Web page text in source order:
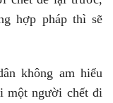
hợp pháp thì sẽ
không am hiểu
một người chết đi